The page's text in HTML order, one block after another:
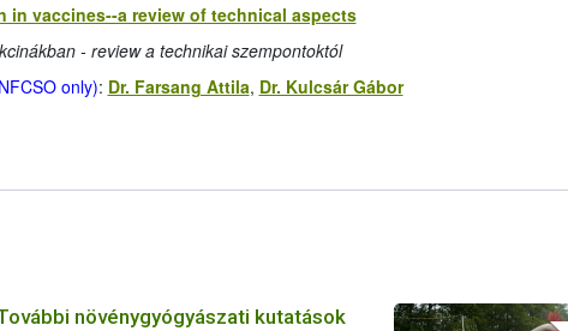
in vaccines--a review of technical aspects
- review a technikai szempontoktól
only): Dr. Farsang Attila, Dr. Kulcsár Gábor
növénygyógyászati kutatások